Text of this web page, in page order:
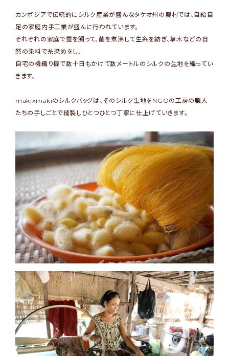
カンボジアで伝統的にシルク産業が盛んなタケオ州の農村では、自給自
足の家庭内手工業が盛んに行われています。
それぞれの家庭で蚕を飼って、繭を煮沸して生糸を紡ぎ、草木などの自
然の染料で糸染めをし、
自宅の機織り機で数十日もかけて数メートルのシルクの生地を織ってい
きます。
makixmakiのシルクバッグは、そのシルク生地をNGOの工房の職人
たちの手しごとで縫製しひとつひとつ丁寧に仕上げていきます。